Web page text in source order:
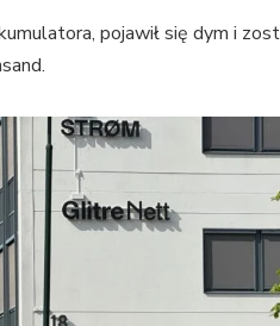
pojawił się dym i